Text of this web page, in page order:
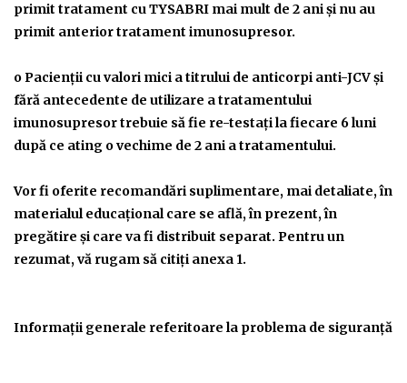
primit tratament cu TYSABRI mai mult de 2 ani şi nu au
primit anterior tratament imunosupresor.
o Pacienţii cu valori mici a titrului de anticorpi anti-JCV şi
fără antecedente de utilizare a tratamentului
imunosupresor trebuie să fie re-testaţi la fiecare 6 luni
după ce ating o vechime de 2 ani a tratamentului.
Vor fi oferite recomandări suplimentare, mai detaliate, în
materialul educaţional care se află, în prezent, în
pregătire şi care va fi distribuit separat. Pentru un
rezumat, vă rugam să citiţi anexa 1.
Informaţii generale referitoare la problema de siguranţă